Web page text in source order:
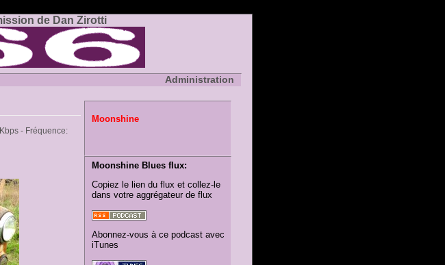
de Dan Zirotti
Administration
Moonshine
Moonshine Blues flux:
Copiez le lien du flux et collez-le
dans votre aggrégateur de flux
Abonnez-vous à ce podcast avec
iTunes
- Fréquence: